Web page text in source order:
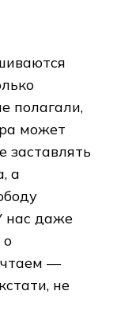
полагали,
может
заставлять
а
нас даже
о
—
не